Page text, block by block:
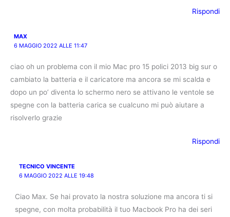
Rispondi
MAX
6 MAGGIO 2022 ALLE 11:47
ciao oh un problema con il mio Mac pro 15 polici 2013 big sur o
cambiato la batteria e il caricatore ma ancora se mi scalda e
dopo un po’ diventa lo schermo nero se attivano le ventole se
spegne con la batteria carica se cualcuno mi può aiutare a
risolverlo grazie
Rispondi
TECNICO VINCENTE
6 MAGGIO 2022 ALLE 19:48
Ciao Max. Se hai provato la nostra soluzione ma ancora ti si
spegne, con molta probabilità il tuo Macbook Pro ha dei seri